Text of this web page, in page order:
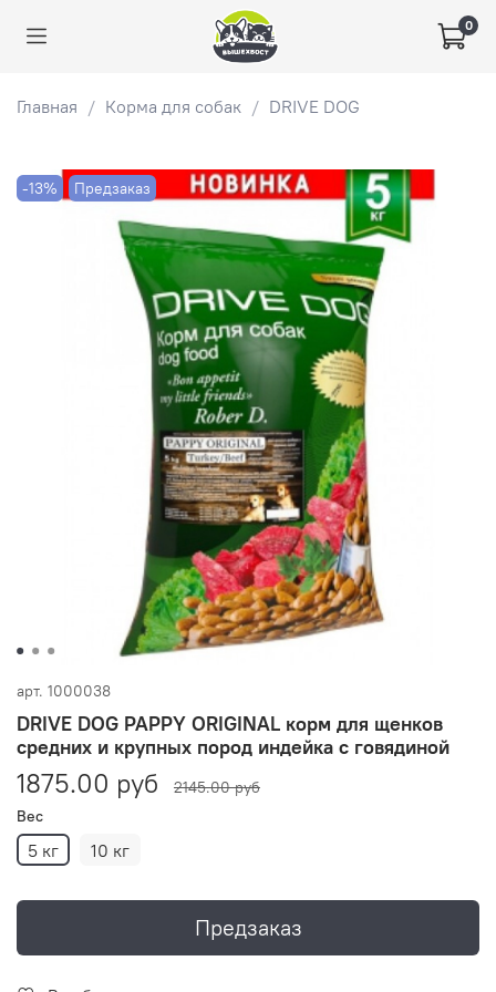
0
Главная Корма для собак DRIVE DOG
-13% Предзаказ
арт. 1000038
DRIVE DOG PAPPY ORIGINAL корм для щенков
средних и крупных пород индейка с говядиной
1875.00 руб
2145.00 руб
Вес
5 кг 10 кг
Предзаказ